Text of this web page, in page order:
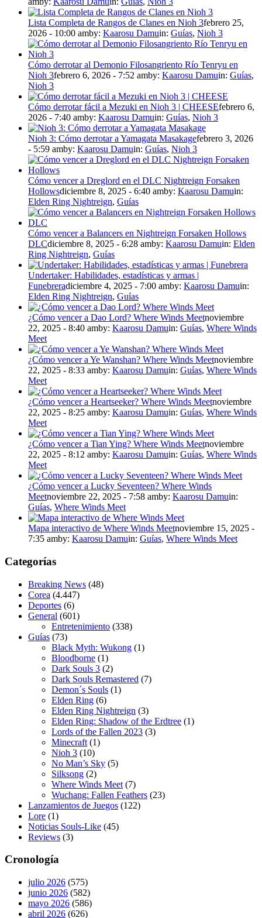
Lista Completa de Rangos de Clanes en Nioh 3febrero 25,
2026 - 10:00 amby: Kaarosu Damuin: Guías, Nioh 3
Cómo derrotar al Demonio Filosangriento Río Tenryu en
Nioh 3febrero 6, 2026 - 7:52 amby: Kaarosu Damuin: Guías,
Nioh 3
Cómo derrotar fácil a Mezuki en Nioh 3 | CHEESEfebrero 6,
2026 - 7:40 amby: Kaarosu Damuin: Guías, Nioh 3
Nioh 3: Cómo derrotar a Yamagata Masakagefebrero 3, 2026
- 5:59 amby: Kaarosu Damuin: Guías, Nioh 3
Cómo vencer a Dreglord en el DLC Nightreign Forsaken
Hollowsdiciembre 8, 2025 - 6:40 amby: Kaarosu Damuin:
Elden Ring Nightreign, Guías
Cómo vencer a Balancers en Nightreign Forsaken Hollows
DLCdiciembre 8, 2025 - 6:28 amby: Kaarosu Damuin: Elden
Ring Nightreign, Guías
Undertaker: Habilidades, estadísticas y armas |
Funebreradiciembre 4, 2025 - 7:00 amby: Kaarosu Damuin:
Elden Ring Nightreign, Guías
¿Cómo vencer a Dao Lord? Where Winds Meetnoviembre
22, 2025 - 8:40 amby: Kaarosu Damuin: Guías, Where Winds
Meet
¿Cómo vencer a Ye Wanshan? Where Winds Meetnoviembre
22, 2025 - 8:33 amby: Kaarosu Damuin: Guías, Where Winds
Meet
¿Cómo vencer a Heartseeker? Where Winds Meetnoviembre
22, 2025 - 8:25 amby: Kaarosu Damuin: Guías, Where Winds
Meet
¿Cómo vencer a Tian Ying? Where Winds Meetnoviembre
22, 2025 - 8:12 amby: Kaarosu Damuin: Guías, Where Winds
Meet
¿Cómo vencer a Lucky Seventeen? Where Winds
Meetnoviembre 22, 2025 - 7:58 amby: Kaarosu Damuin:
Guías, Where Winds Meet
Mapa interactivo de Where Winds Meetnoviembre 15, 2025 -
7:35 amby: Kaarosu Damuin: Guías, Where Winds Meet
Categorías
Breaking News (48)
Corea (4.447)
Deportes (6)
General (601)
Entretenimiento (338)
Guías (73)
Black Myth: Wukong (1)
Bloodborne (1)
Dark Souls 3 (2)
Dark Souls Remastered (7)
Demon´s Souls (1)
Elden Ring (6)
Elden Ring Nightreign (3)
Elden Ring: Shadow of the Erdtree (1)
Lords of the Fallen 2023 (3)
Minecraft (1)
Nioh 3 (10)
No Man’s Sky (5)
Silksong (2)
Where Winds Meet (7)
Wuchang: Fallen Feathers (23)
Lanzamientos de Juegos (122)
Lore (1)
Noticias Souls-Like (45)
Reviews (3)
Cronología
julio 2026 (575)
junio 2026 (582)
mayo 2026 (586)
abril 2026 (626)